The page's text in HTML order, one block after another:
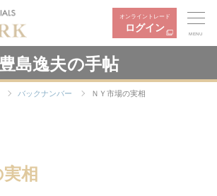
オンライントレード
ログイン
MENU
豊島逸夫の手帖
バックナンバー ＮＹ市場の実相
相